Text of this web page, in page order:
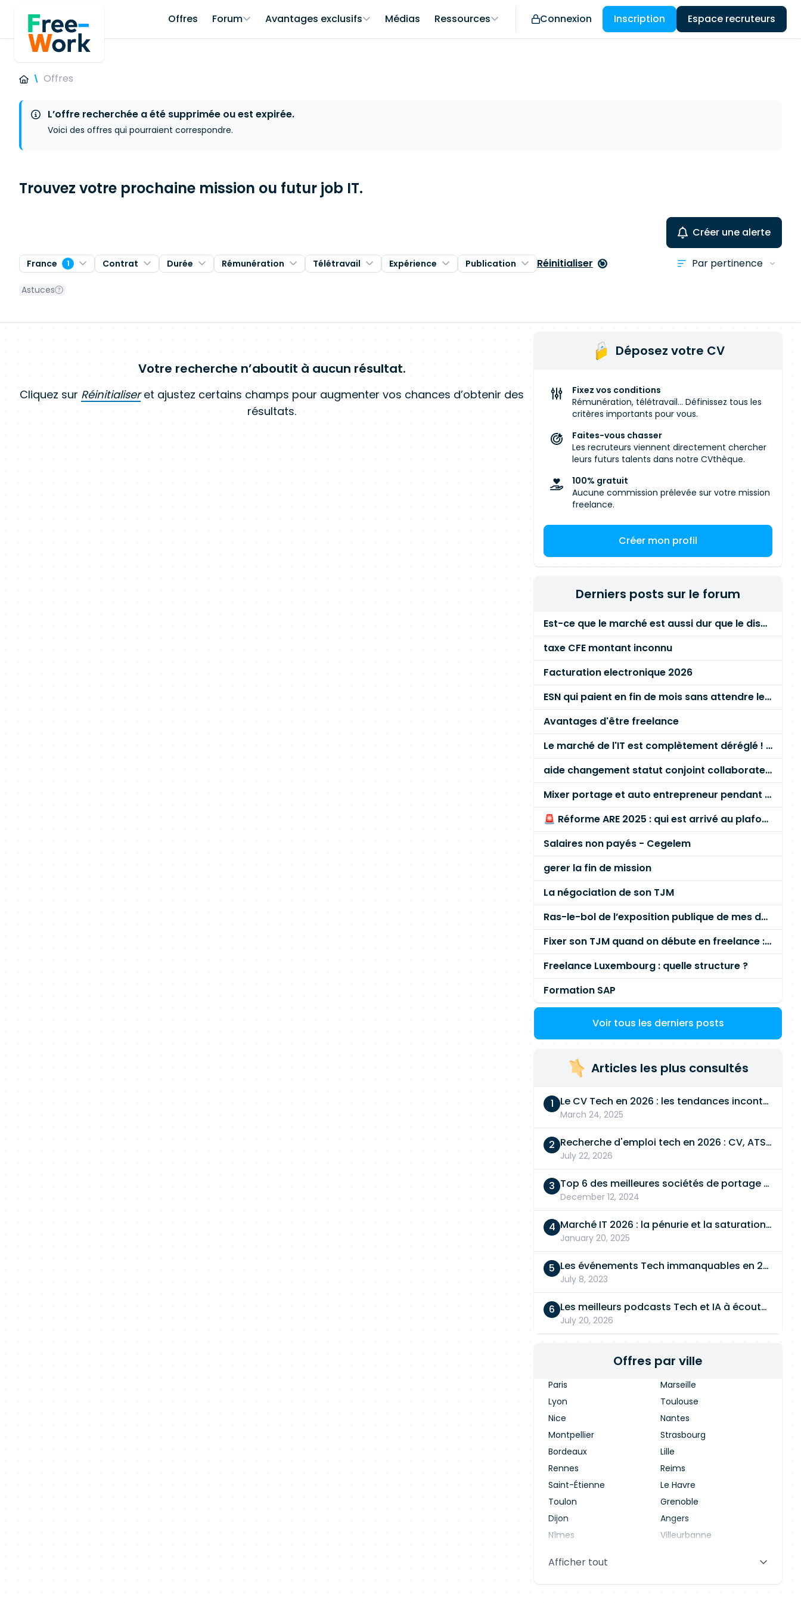
Offres Forum Avantages exclusifs Médias Ressources Connexion Inscription Espace recruteurs
Offres
L’offre recherchée a été supprimée ou est expirée.
Voici des offres qui pourraient correspondre.
Trouvez votre prochaine mission ou futur job IT.
Créer une alerte
France 1 Contrat Durée Rémunération Télétravail Expérience Publication Réinitialiser
Astuces
Votre recherche n’aboutit à aucun résultat.
Cliquez sur Réinitialiseret ajustez certains champs pour augmenter vos chances d’obtenir des
résultats.
Déposez votre CV
Fixez vos conditions
Rémunération, télétravail... Définissez tous les
critères importants pour vous.
Faites-vous chasser
Les recruteurs viennent directement chercher
leurs futurs talents dans notre CVthèque.
100% gratuit
Aucune commission prélevée sur votre mission
freelance.
Créer mon profil
Derniers posts sur le forum
Est-ce que le marché est aussi dur que le disent les commerciaux ?
taxe CFE montant inconnu
Facturation electronique 2026
ESN qui paient en fin de mois sans attendre le paiement client ?
Avantages d'être freelance
Le marché de l'IT est complètement déréglé ! STOP à cette mascarade ! Il faut s'unir et résister !
aide changement statut conjoint collaborateur
Mixer portage et auto entrepreneur pendant des années - quel risque ?
🚨 Réforme ARE 2025 : qui est arrivé au plafond des 60 % en gardant son entreprise ?
Salaires non payés - Cegelem
gerer la fin de mission
La négociation de son TJM
Ras-le-bol de l’exposition publique de mes données personnelles liées à mon entreprise
Fixer son TJM quand on débute en freelance : la méthode mathématique (et pas au feeling) 🛑
Freelance Luxembourg : quelle structure ?
Formation SAP
Voir tous les derniers posts
Articles les plus consultés
Le CV Tech en 2026 : les tendances incontournables
March 24, 2025
Recherche d'emploi tech en 2026 : CV, ATS, entretien… On vous dit tout
July 22, 2026
Top 6 des meilleures sociétés de portage salarial
December 12, 2024
Marché IT 2026 : la pénurie et la saturation, en même temps
January 20, 2025
Les événements Tech immanquables en 2026
July 8, 2023
Les meilleurs podcasts Tech et IA à écouter en 2026
July 20, 2026
Offres par ville
Paris
Marseille
Lyon
Toulouse
Nice
Nantes
Montpellier
Strasbourg
Bordeaux
Lille
Rennes
Reims
Saint-Étienne
Le Havre
Toulon
Grenoble
Dijon
Angers
Nîmes
Villeurbanne
Aix-en-Provence
Afficher tout